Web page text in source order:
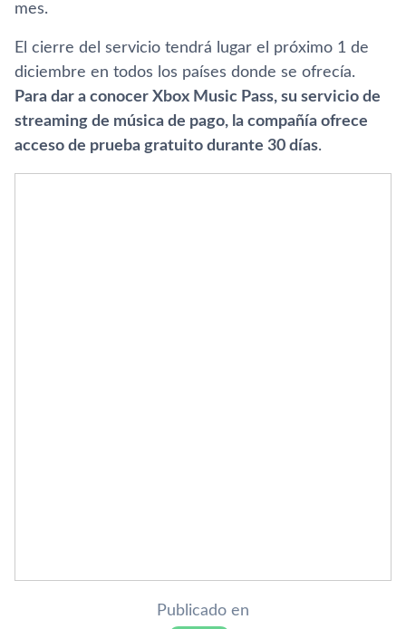
mes.
El cierre del servicio tendrá lugar el próximo 1 de
diciembre en todos los paí­ses donde se ofrecí­a.
Para dar a conocer Xbox Music Pass, su servicio de
streaming de música de pago, la compañí­a ofrece
acceso de prueba gratuito durante 30 dí­as.
Publicado en